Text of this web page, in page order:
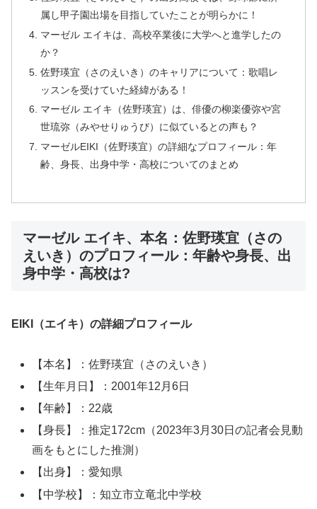
属し甲子園出場を目指していたことが明らかに！
マーゼル エイキは、高校卒業後に大学へと進学したの
か？
佐野瑛宜（さのえいき）のキャリアについて：歌唱レ
ッスンを受けていた経緯がある！
マーゼル エイキ（佐野瑛宜）は、俳優の柳楽優弥や宮
世琉弥（みやせりゅうび）に似ているとの声も？
マーゼルEIKI（佐野瑛宜）の詳細なプロフィール：年
齢、身長、出身中学・高校についてのまとめ
マーゼル エイキ、本名：佐野瑛宜（さの
えいき）のプロフィール：年齢や身長、出
身中学・高校は?
EIKI（エイキ）の詳細プロフィール
【本名】：佐野瑛宜（さのえいき）
【生年月日】：2001年12月6日
【年齢】：22歳
【身長】：推定172cm（2023年3月30日の記者会見動
画をもとにした推測）
【出身】：愛知県
【中学校】：知立市立竜北中学校